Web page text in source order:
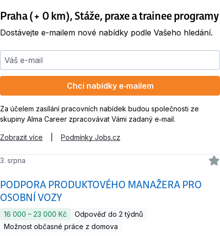
Praha (+ 0 km), Stáže, praxe a trainee programy
Dostávejte e-mailem nové nabídky podle Vašeho hledání.
Váš e-mail
Chci nabídky e‑mailem
Za účelem zasílání pracovních nabídek budou společnosti ze
skupiny Alma Career zpracovávat Vámi zadaný e‑mail.
Zobrazit více Podmínky Jobs.cz
PODPORA PRODUKTOVÉHO MANAŽERA PRO
OSOBNÍ VOZY
3. srpna
16 000 ‍–‍ 23 000 Kč
Odpověď do 2 týdnů
Možnost občasné práce z domova